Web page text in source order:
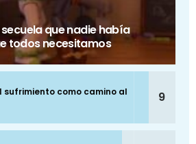
que nadie había
todos necesitamos
sufrimiento como camino al
9